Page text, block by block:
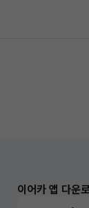
이어카 앱 다운